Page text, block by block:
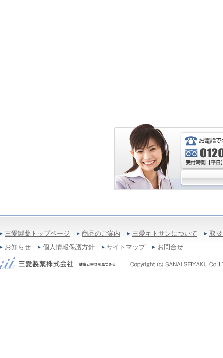
三愛製薬トップページ 商品のご案内 三愛キトサンについて
取
お知らせ
個人情報保護方針 サイトマップ お問合せ